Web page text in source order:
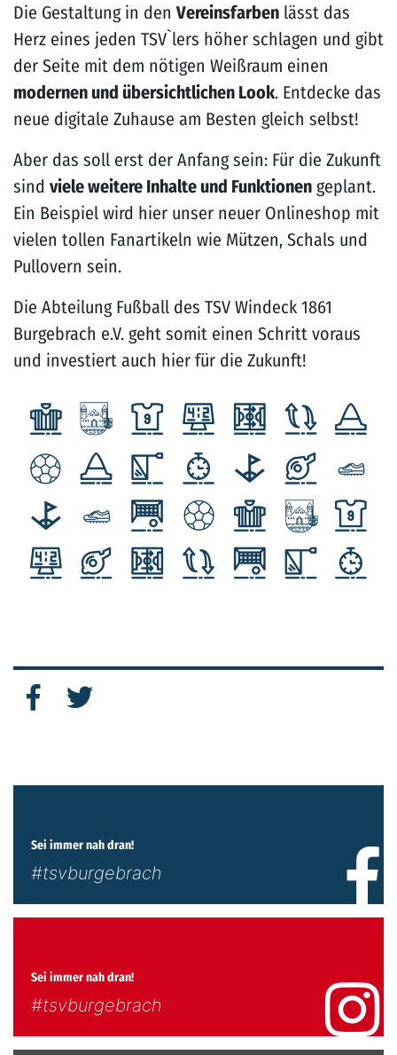
Die Gestaltung in den Vereinsfarben lässt das
Herz eines jeden TSV`lers höher schlagen und gibt
der Seite mit dem nötigen Weißraum einen
modernen und übersichtlichen Look. Entdecke das
neue digitale Zuhause am Besten gleich selbst!
Aber das soll erst der Anfang sein: Für die Zukunft
sind viele weitere Inhalte und Funktionen geplant.
Ein Beispiel wird hier unser neuer Onlineshop mit
vielen tollen Fanartikeln wie Mützen, Schals und
Pullovern sein.
Die Abteilung Fußball des TSV Windeck 1861
Burgebrach e.V. geht somit einen Schritt voraus
und investiert auch hier für die Zukunft!
Sei immer nah dran!
#tsvburgebrach
Sei immer nah dran!
#tsvburgebrach